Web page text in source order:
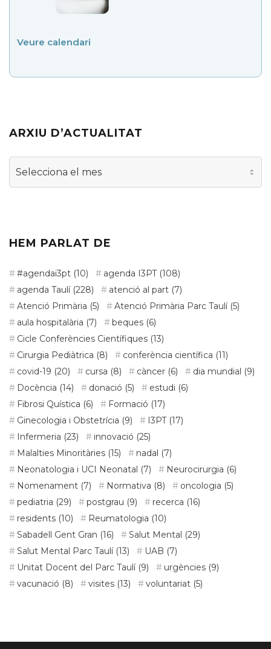
Veure calendari
ARXIU D’ACTUALITAT
Arxiu
HEM PARLAT DE
#agendai3pt (10) agenda I3PT(108)
agenda Taulí(228) atenció al part (7)
Atenció Primària (5) Atenció Primària Parc Taulí(5)
aula hospitalària (7) beques (6)
Cicle Conferències Científiques (13)
Cirurgia Pediàtrica (8) conferència científica (11)
covid-19 (20) cursa (8) càncer (6) dia mundial (9)
Docència (14) donació (5) estudi (6)
Fibrosi Quística (6) Formació (17)
Ginecologia i Obstetrícia (9) I3PT(17)
Infermeria (23) innovació (25)
Malalties Minoritàries (15) nadal (7)
Neonatologia i UCI Neonatal (7) Neurocirurgia (6)
Nomenament (7) Normativa (8) oncologia (5)
pediatria (29) postgrau (9) recerca (16)
residents (10) Reumatologia (10)
Sabadell Gent Gran (16) Salut Mental (29)
Salut Mental Parc Taulí(13) UAB (7)
Unitat Docent del Parc Taulí(9) urgències (9)
vacunació (8) visites (13) voluntariat (5)